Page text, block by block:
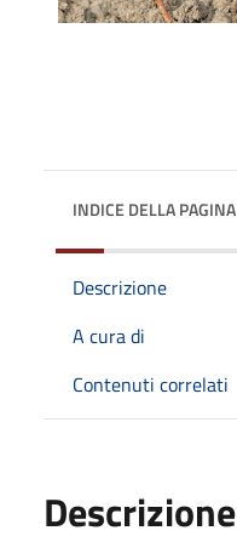
INDICE DELLA PAGINA
Descrizione
A cura di
Contenuti correlati
Descrizione